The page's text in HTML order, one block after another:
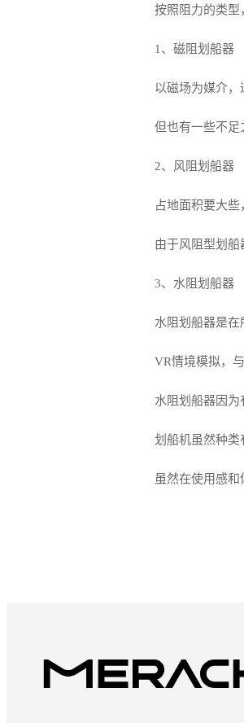
按照阻力的类型
1、磁阻划船器
以磁场为媒介，
但也有一些不足
2、风阻划船器
占地面积要大些
由于风阻型划船
3、水阻划船器
水阻划船器是在
VR情境模拟，
水阻划船器因为
划船机虽然种类
虽然在使用感